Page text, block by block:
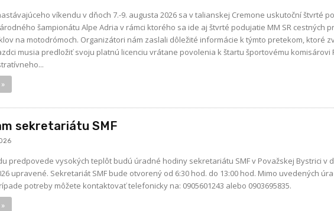
víkendu v dňoch 7.-9. augusta 2026 sa v talianskej Cremone uskutoční štvrté
šampionátu Alpe Adria v rámci ktorého sa ide aj štvrté podujatie MM SR cestných
nám zaslali dôležité informácie k týmto pretekom, ktoré zverejňujeme:
musia predložiť svoju platnú licenciu vrátane povolenia k štartu športovému komisárovi
sekretariátu SMF
predpovede vysokých teplôt budú úradné hodiny sekretariátu SMF v Považskej Bystrici v
upravené. Sekretariát SMF bude otvorený od 6:30 hod. do 13:00 hod. Mimo uvedených
potreby môžete kontaktovať telefonicky na: 0905601243 alebo 0903695835.